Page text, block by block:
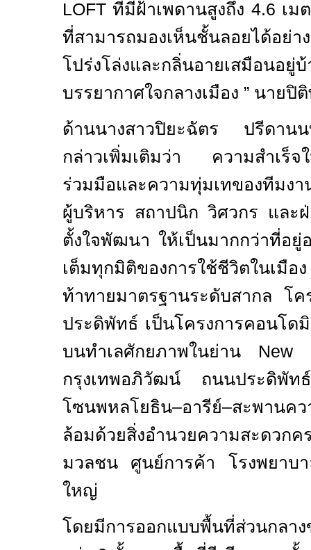
LOFTที่มีฝ้าเพดานสูงถึง 4.6 เม
ที่สามารถมองเห็นชั้นลอยได้อย่
โปร่งโล่งและกลิ่นอายเสมือน
บรรยากาศใจกลางเมือง ” นาย
ด้านนางสาวปิยะฉัตร ปรีดาน
กล่าวเพิ่มเติมว่า ความสำเร็จ
ร่วมมือและความทุ่มเทของทีมง
ผู้บริหาร สถาปนิก วิศวกร แล
ตั้งใจพัฒนา ให้เป็นมากกว่าที่อยู่
เต็มทุกมิติของการใช้ชีวิตในเ
ท้าทายมาตรฐานระดับสากล โค
ประดิพัทธ์ เป็นโครงการคอนโด
บนทำเลศักยภาพในย่าน New
กรุงเทพอภิวัฒน์ ถนนประดิพัท
โซนพหลโยธิน–อารีย์–สะพานค
ล้อมด้วยสิ่งอำนวยความสะดวก
มวลชน ศูนย์การค้า โรงพยาบ
ใหญ่
โดยมีการออกแบบพื้นที่ส่วนกลา